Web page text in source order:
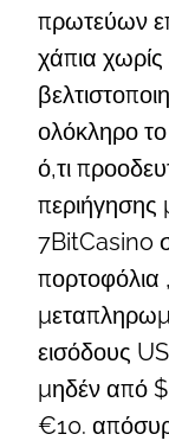
πρωτεύων
χάπια
ολόκληρο
ό,τι
7BitCasino
πορτοφόλια
εισόδους
μηδέν από $
€10.